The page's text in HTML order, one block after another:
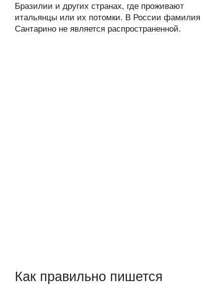
Бразилии и других странах, где проживают
итальянцы или их потомки. В России фамилия
Сантарино не является распространенной.
Как правильно пишется